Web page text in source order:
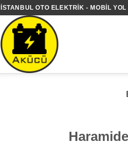
İSTANBUL OTO ELEKTRIK - MOBIL